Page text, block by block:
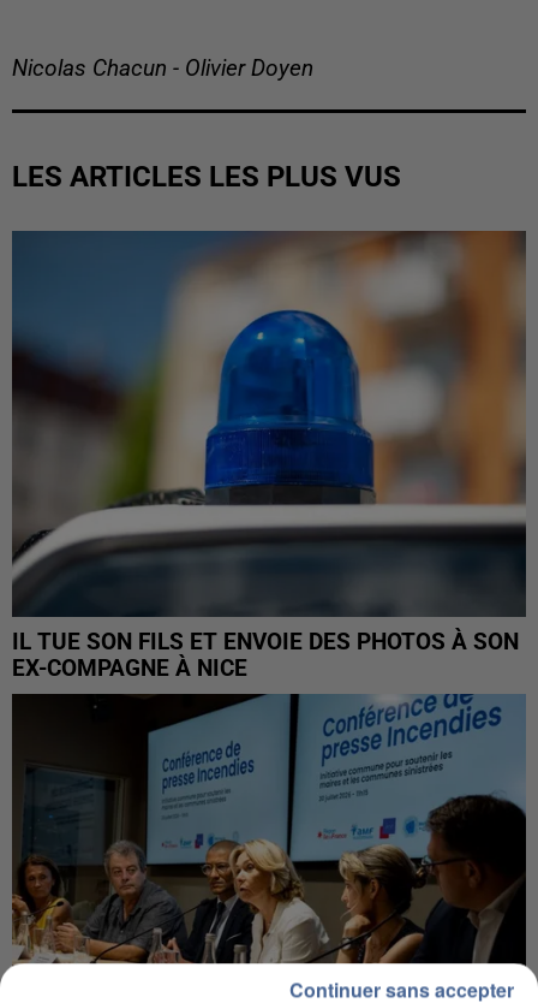
Nicolas Chacun - Olivier Doyen
LES ARTICLES LES PLUS VUS
IL TUE SON FILS ET ENVOIE DES PHOTOS À SON
EX-COMPAGNE À NICE
Continuer sans accepter